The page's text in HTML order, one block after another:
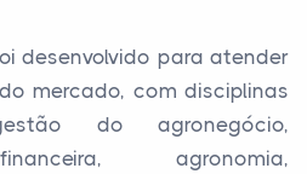
desenvolvido para atender
mercado, com disciplinas
do agronegócio,
agronomia,